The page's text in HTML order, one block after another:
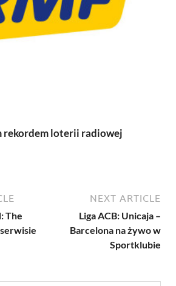
rekordem loterii radiowej
The
NEXT ARTICLE
Liga ACB: Unicaja –
Barcelona na żywo w
Sportklubie